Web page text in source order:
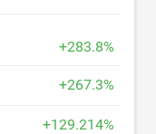
+283.8%
+267.3%
+129.214%